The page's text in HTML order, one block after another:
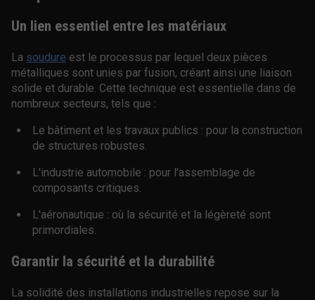
Un lien essentiel entre les matériaux
La soudure est le processus par lequel deux pièces
métalliques sont unies par fusion, créant ainsi une liaison
solide et durable. Cette technique est essentielle dans de
nombreux secteurs, tels que :
Le bâtiment et les travaux publics : pour la construction
de structures robustes.
L'industrie automobile : pour l'assemblage de
composants critiques.
L'aéronautique : où la sécurité et la légèreté sont
primordiales.
Garantir la sécurité et la durabilité
La solidité des installations industrielles repose sur la